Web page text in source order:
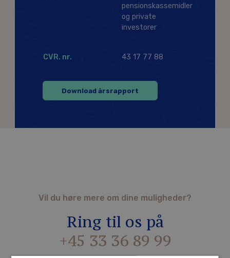
pensionskassemidler
og private
investorer
CVR. nr. 43 17 77 88
Download årsrapport
Vil du høre mere om dine muligheder?
Ring til os på
+45 33 36 89 99